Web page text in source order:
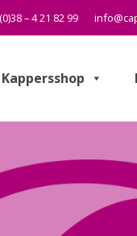
– 4 21 82 99
Kappersshop